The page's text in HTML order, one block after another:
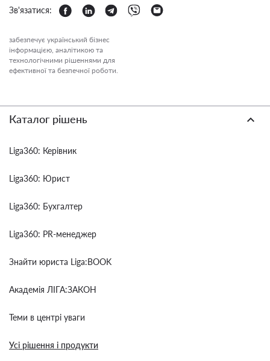
Зв'язатися:
забезпечує український бізнес
інформацією, аналітикою та
технологічними рішеннями для
ефективної та безпечної роботи.
Каталог рішень
Liga360: Керівник
Liga360: Юрист
Liga360: Бухгалтер
Liga360: PR-менеджер
Знайти юриста Liga:BOOK
Академія ЛІГА:ЗАКОН
Теми в центрі уваги
Усі рішення і продукти